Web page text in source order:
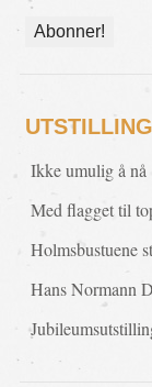
Ikke umulig å nå
Med flagget til
Holmsbustuene
Hans Normann